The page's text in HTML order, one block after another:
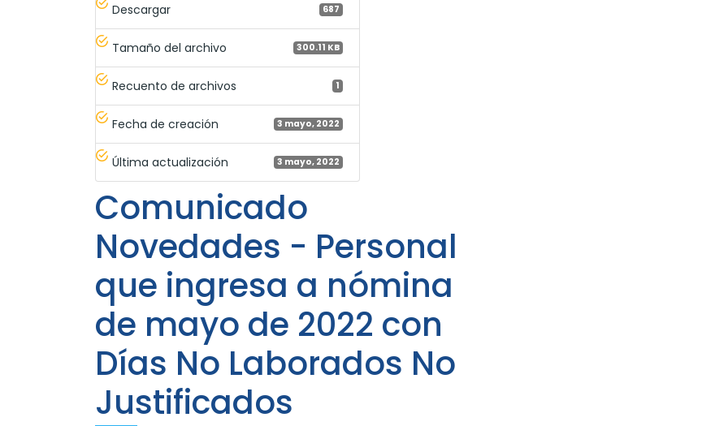
Descargar 687
Tamaño del archivo 300.11 KB
Recuento de archivos 1
Fecha de creación 3 mayo, 2022
Última actualización 3 mayo, 2022
Comunicado
Novedades - Personal
que ingresa a nómina
de mayo de 2022 con
Días No Laborados No
Justificados